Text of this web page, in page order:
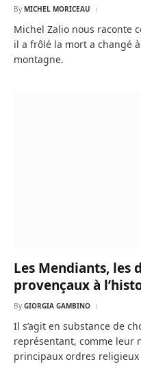
By MICHEL MORICEAU
Michel Zalio nous raconte
il a frôlé la mort a changé
montagne.
Les Mendiants, les
provençaux à
By GIORGIA GAMBINO
Il s’agit en substance de
représentant, comme leur
principaux ordres